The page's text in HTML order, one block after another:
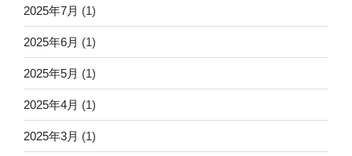
2025年7月 (1)
2025年6月 (1)
2025年5月 (1)
2025年4月 (1)
2025年3月 (1)